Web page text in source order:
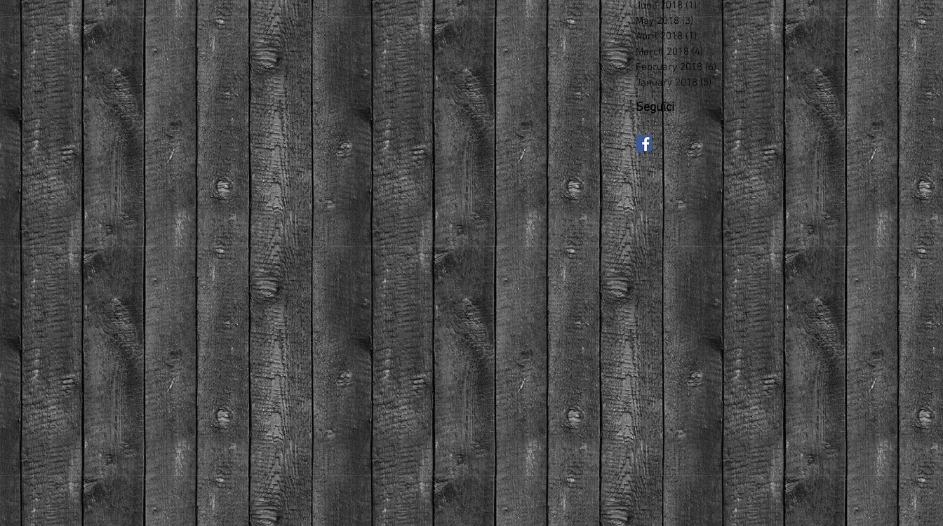
Seguici
June 2018 (1)1 post
May 2018 (3)3 posts
April 2018 (1)1 post
March 2018 (4)4 posts
February 2018 (6)6 posts
January 2018 (5)5 posts